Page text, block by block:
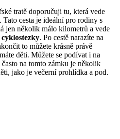
tratě doporučuji tu, která vede
. Tato cesta je ideální pro rodiny s
jen několik málo kilometrů a vede
. Po cestě narazíte na
to můžete krásně právě
děti. Můžete se podívat i na
často na tomto zámku je několik
jako je večerní prohlídka a pod.